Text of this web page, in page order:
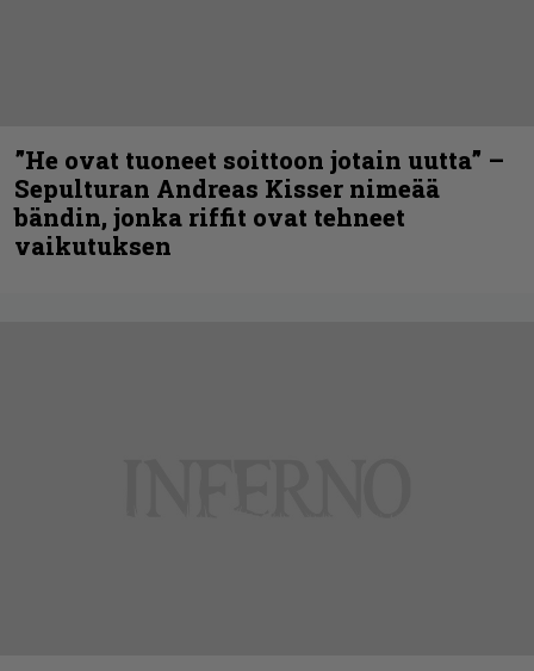
”He ovat tuoneet soittoon jotain uutta” –
Sepulturan Andreas Kisser nimeää
bändin, jonka riffit ovat tehneet
vaikutuksen